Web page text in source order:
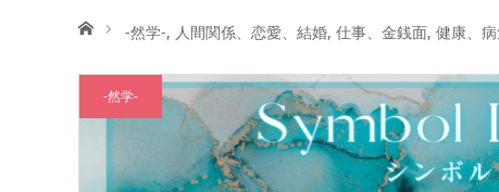
ホーム-然学-, 人間関係、恋愛、結婚, 仕事、金銭面, 健康、
-然学-